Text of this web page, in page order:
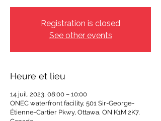
Registration is closed
See other events
Heure et lieu
14 juil. 2023, 08:00 – 10:00
ONEC waterfront facility, 501 Sir-George-
Étienne-Cartier Pkwy, Ottawa, ON K1M 2K7,